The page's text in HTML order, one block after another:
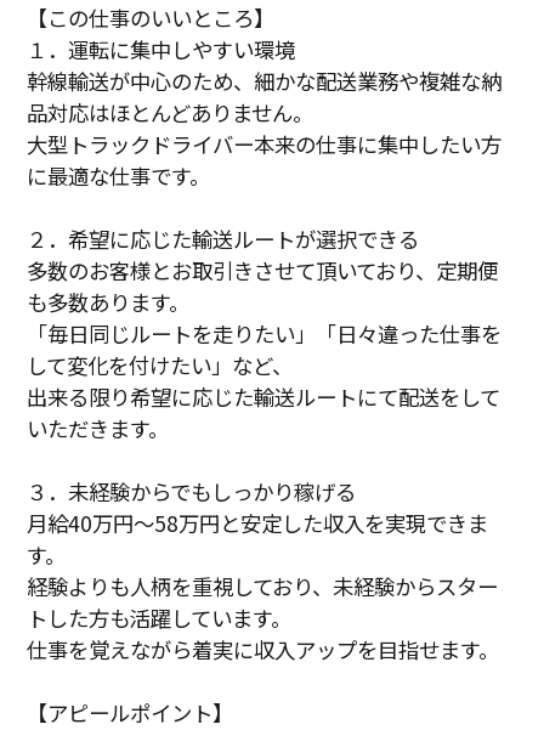
【この仕事のいいところ】
１．運転に集中しやすい環境
幹線輸送が中心のため、細かな配送業務や複雑な納
品対応はほとんどありません。
大型トラックドライバー本来の仕事に集中したい方
に最適な仕事です。
２．希望に応じた輸送ルートが選択できる
多数のお客様とお取引きさせて頂いており、定期便
も多数あります。
「毎日同じルートを走りたい」「日々違った仕事を
して変化を付けたい」など、
出来る限り希望に応じた輸送ルートにて配送をして
いただきます。
３．未経験からでもしっかり稼げる
月給40万円～58万円と安定した収入を実現できま
す。
経験よりも人柄を重視しており、未経験からスター
トした方も活躍しています。
仕事を覚えながら着実に収入アップを目指せます。
【アピールポイント】